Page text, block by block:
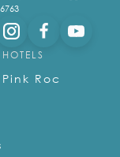
HOTELS
Pink Roc